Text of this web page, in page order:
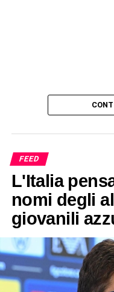
FEED
L'Italia
nomi degli
giovanili